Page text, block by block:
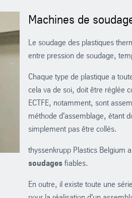
Machines de
Le soudage des plastiques
entre pression de soudage,
Chaque type de plastique a
cela va de soi, doit être réglée
ECTFE, notamment, sont
méthode d'assemblage, étant
simplement pas être collés.
thyssenkrupp Plastics Belgium
soudagesfiables.
En outre, il existe toute une